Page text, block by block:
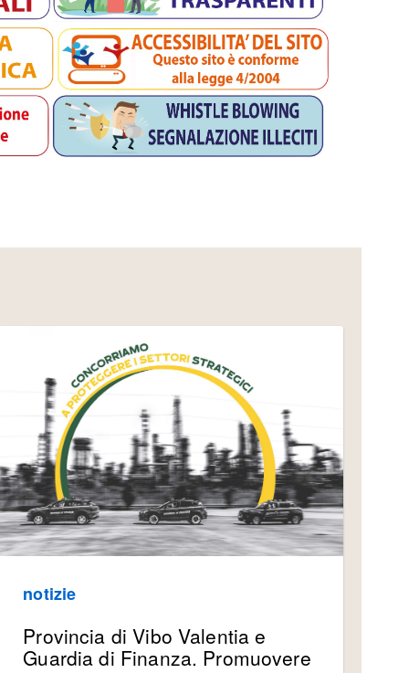
notizie
Provincia di Vibo Valentia e
Guardia di Finanza. Promuovere